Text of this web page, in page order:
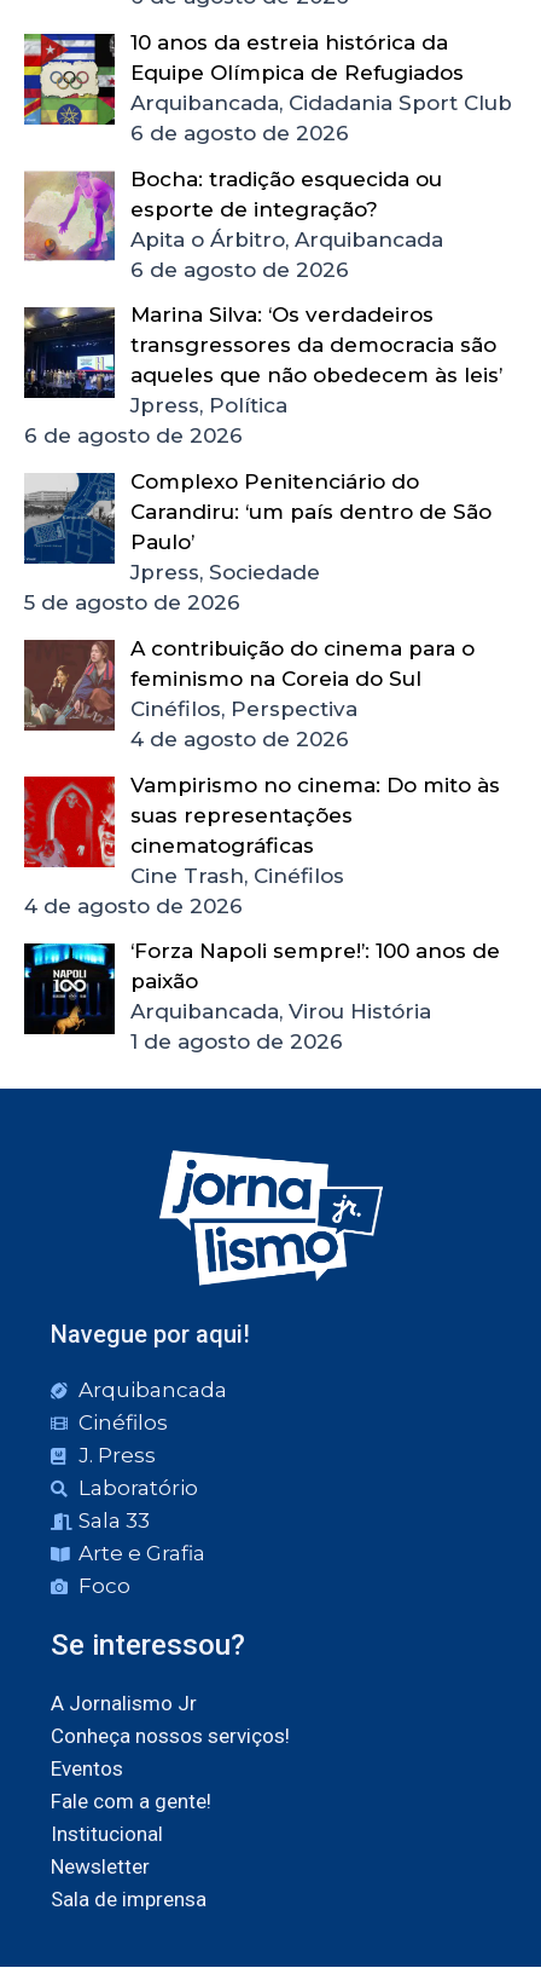
10 anos da estreia histórica da
Equipe Olímpica de Refugiados
Arquibancada, Cidadania Sport Club
6 de agosto de 2026
Bocha: tradição esquecida ou
esporte de integração?
Apita o Árbitro, Arquibancada
6 de agosto de 2026
Marina Silva: ‘Os verdadeiros
transgressores da democracia são
aqueles que não obedecem às leis’
Jpress, Política
6 de agosto de 2026
Complexo Penitenciário do
Carandiru: ‘um país dentro de São
Paulo’
Jpress, Sociedade
5 de agosto de 2026
A contribuição do cinema para o
feminismo na Coreia do Sul
Cinéfilos, Perspectiva
4 de agosto de 2026
Vampirismo no cinema: Do mito às
suas representações
cinematográficas
Cine Trash, Cinéfilos
4 de agosto de 2026
‘Forza Napoli sempre!’: 100 anos de
paixão
Arquibancada, Virou História
1 de agosto de 2026
Navegue por aqui!
Arquibancada
Cinéfilos
J. Press
Laboratório
Sala 33
Arte e Grafia
Foco
Se interessou?
A Jornalismo Jr
Conheça nossos serviços!
Eventos
Fale com a gente!
Institucional
Newsletter
Sala de imprensa